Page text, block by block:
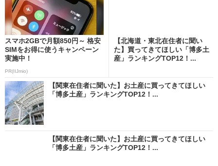
スマホ2GBで月額850円～ 格安
SIMをお得に使うキャンペーン
実施中！
PR(IIJmio)
【北海道・東北在住者に聞い
た】買ってきてほしい「博多土
産」ランキングTOP12！...
【関東在住者に聞いた】お土産に買ってきてほしい
「博多土産」ランキングTOP12！...
【関東在住者に聞いた】お土産に買ってきてほしい
「博多土産」ランキングTOP12！...